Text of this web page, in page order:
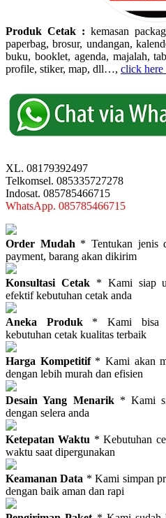
Produk Cetak : kemasan
paperbag, brosur, undangan,
buku, booklet, agenda, majalah,
profile, stiker, map, dll…, click
XL. 08179392497
Telkomsel. 085335727278
Indosat. 085785466715
WhatsApp. 085785466715
Order Mudah * Tentukan jenis
payment, barang akan dikirim
Konsultasi Cetak* Kami siap
efektif kebutuhan cetak anda
Aneka Produk * Kami bisa
kebutuhan cetak kualitas terbaik
Harga Kompetitif* Kami akan
dengan lebih murah dan efisien
Desain Yang Menarik* Kami
dengan selera anda
Ketepatan Waktu * Kebutuhan
waktu saat dipergunakan
Keamanan Data * Kami simpan
dengan baik aman dan rapi